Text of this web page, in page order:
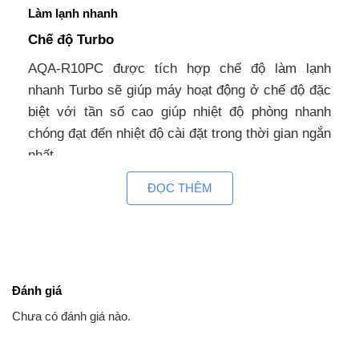
Làm lạnh nhanh
Chế độ Turbo
AQA-R10PC được tích hợp chế độ làm lạnh
nhanh Turbo sẽ giúp máy hoạt động ở chế độ đặc
biệt với tần số cao giúp nhiệt độ phòng nhanh
chóng đạt đến nhiệt độ cài đặt trong thời gian ngắn
nhất.
Chế độ này sẽ mang tới nhiều lợi ích sau:
ĐỌC THÊM
Đánh giá
Chưa có đánh giá nào.